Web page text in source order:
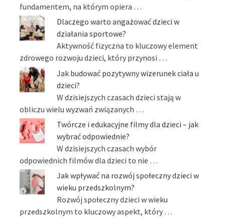
fundamentem, na którym opiera …
Dlaczego warto angażować dzieci w
działania sportowe?
Aktywność fizyczna to kluczowy element
zdrowego rozwoju dzieci, który przynosi …
Jak budować pozytywny wizerunek ciała u
dzieci?
W dzisiejszych czasach dzieci stają w
obliczu wielu wyzwań związanych …
Twórcze i edukacyjne filmy dla dzieci – jak
wybrać odpowiednie?
W dzisiejszych czasach wybór
odpowiednich filmów dla dzieci to nie …
Jak wpływać na rozwój społeczny dzieci w
wieku przedszkolnym?
Rozwój społeczny dzieci w wieku
przedszkolnym to kluczowy aspekt, który …